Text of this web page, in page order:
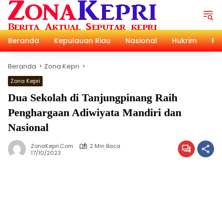
Langsung
konten
Beranda
Kepulauan Riau Nasional Hukrim
Beranda Zona Kepri
Zona Kepri
Dua Sekolah di Tanjungpinang Raih
Penghargaan Adiwiyata Mandiri dan
Nasional
ZonaKepri.com
2 Min Baca
17/10/2023